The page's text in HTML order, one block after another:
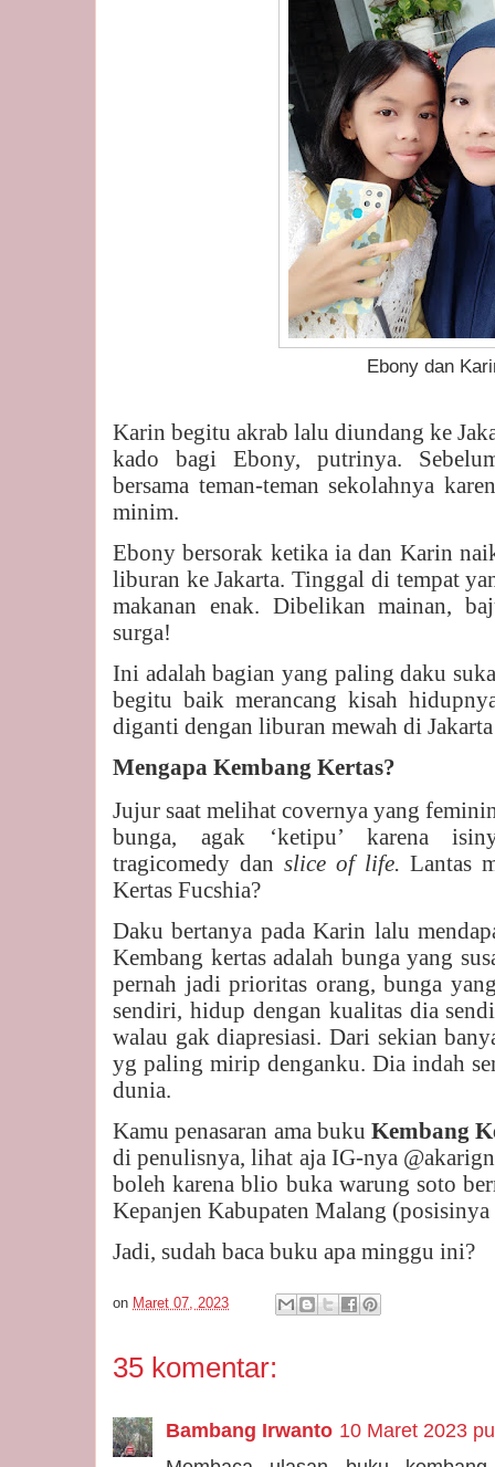
Ebony dan
Karin begitu akrab lalu diundang ke
kado bagi Ebony, putrinya.
bersama teman-teman sekolahnya
minim.
Ebony bersorak ketika ia dan Karin
liburan ke Jakarta. Tinggal di tempat
makanan enak. Dibelikan mainan,
surga!
Ini adalah bagian yang paling daku
begitu baik merancang kisah
diganti dengan liburan mewah di
Mengapa Kembang Kertas?
Jujur saat melihat covernya yang
bunga, agak ‘ketipu’ karena
tragicomedy dan slice of life. Lantas
Kertas Fucshia?
Daku bertanya pada Karin lalu
Kembang kertas adalah bunga yang
pernah jadi prioritas orang, bunga
sendiri, hidup dengan kualitas dia
walau gak diapresiasi. Dari sekian
yg paling mirip denganku. Dia indah
dunia.
Kamu penasaran ama buku Kembang
di penulisnya, lihat aja IG-nya
boleh karena blio buka warung soto
Kepanjen Kabupaten Malang
Jadi, sudah baca buku apa minggu ini?
on Maret 07, 2023
35 komentar:
Bambang Irwanto 10 Maret 2023